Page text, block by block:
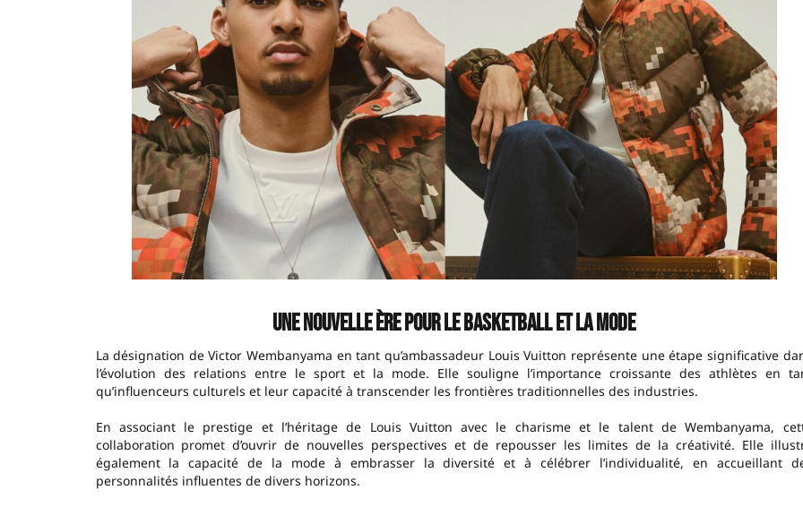
Une nouvelle ère pour le basketball et la mode
La désignation de Victor Wembanyama en tant qu’ambassadeur Louis Vuitton représente une étape significative
l’évolution des relations entre le sport et la mode. Elle souligne l’importance croissante des athlètes en
qu’influenceurs culturels et leur capacité à transcender les frontières traditionnelles des industries.
En associant le prestige et l’héritage de Louis Vuitton avec le charisme et le talent de Wembanyama,
collaboration promet d’ouvrir de nouvelles perspectives et de repousser les limites de la créativité. Elle
également la capacité de la mode à embrasser la diversité et à célébrer l’individualité, en accueillant
personnalités influentes de divers horizons.